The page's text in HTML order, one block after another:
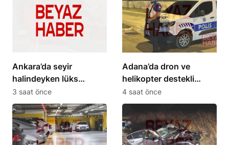
Ankara’da seyir
halindeyken lüks
otomobil alev aldı
3 saat önce
Adana’da dron ve
helikopter destekli
asayiş uygulaması: 62
şüpheli yakalandı
4 saat önce